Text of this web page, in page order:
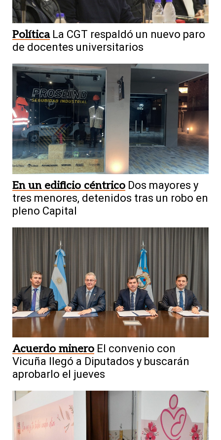
Política La CGT respaldó un nuevo paro
de docentes universitarios
En un edificio céntrico Dos mayores y
tres menores, detenidos tras un robo en
pleno Capital
Acuerdo minero El convenio con
Vicuña llegó a Diputados y buscarán
aprobarlo el jueves